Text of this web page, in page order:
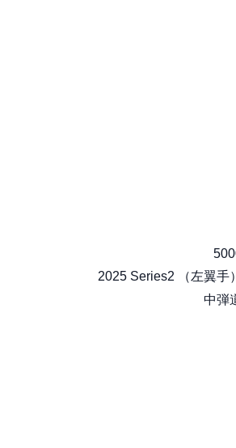
2025 Series2 （左翼手
中弾